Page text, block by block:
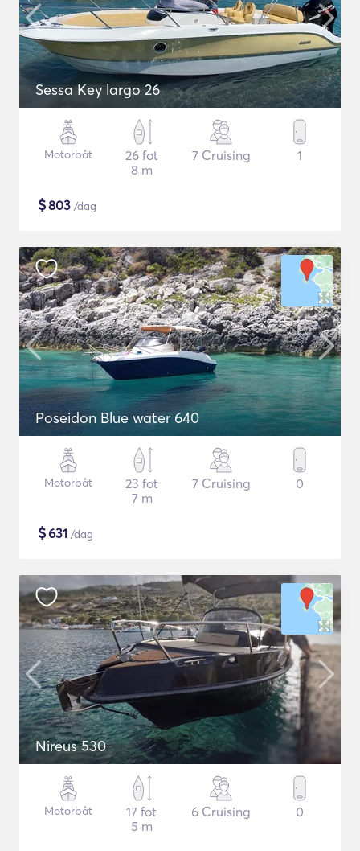
Sessa Key largo 26
Motorbåt
26 fot
8 m
7 Cruising 1
$803 /dag
Poseidon Blue water 640
Motorbåt
23 fot
7 m
7 Cruising 0
$631 /dag
Nireus 530
Motorbåt
17 fot
5 m
6 Cruising 0